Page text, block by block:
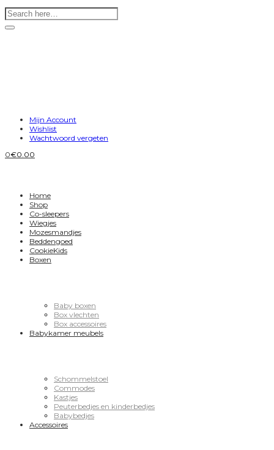
Mijn Account
Wishlist
Wachtwoord vergeten
0€0.00
Home
Shop
Co-sleepers
Wiegjes
Mozesmandjes
Beddengoed
CookieKids
Boxen
Baby boxen
Box vlechten
Box accessoires
Babykamer meubels
Schommelstoel
Commodes
Kastjes
Peuterbedjes en kinderbedjes
Babybedjes
Accessoires